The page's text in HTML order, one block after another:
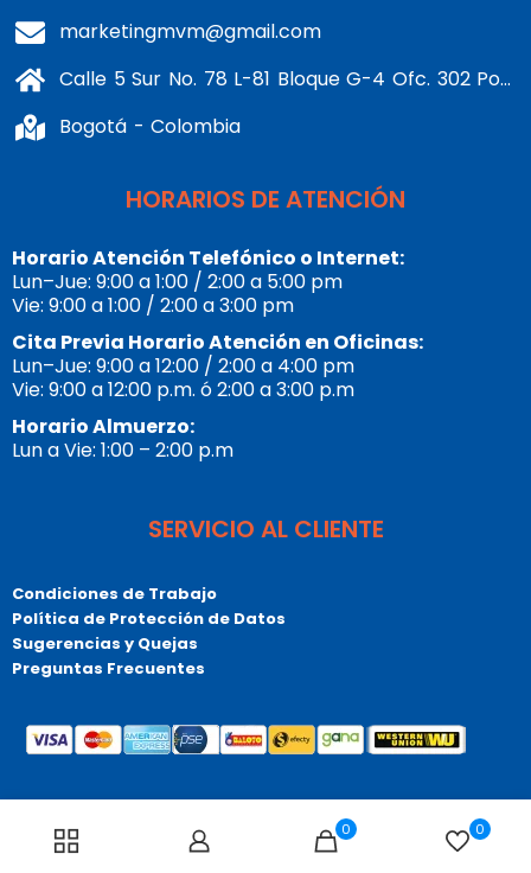
0 0
marketingmvm@gmail.com
Calle 5 Sur No. 78 L-81 Bloque G-4 Ofc. 302 Portería 1 Banderas - Kennedy
Bogotá - Colombia
HORARIOS DE ATENCIÓN
Horario Atención Telefónico o Internet:
Lun–Jue: 9:00 a 1:00 / 2:00 a 5:00 pm
Vie: 9:00 a 1:00 / 2:00 a 3:00 pm
Cita Previa Horario Atención en Oficinas:
Lun–Jue: 9:00 a 12:00 / 2:00 a 4:00 pm
Vie: 9:00 a 12:00 p.m. ó 2:00 a 3:00 p.m
Horario Almuerzo:
Lun a Vie: 1:00 – 2:00 p.m
SERVICIO AL CLIENTE
Condiciones de Trabajo
Política de Protección de Datos
Sugerencias y Quejas
Preguntas Frecuentes
reservados. Bogotá – Colombia – Sur América.